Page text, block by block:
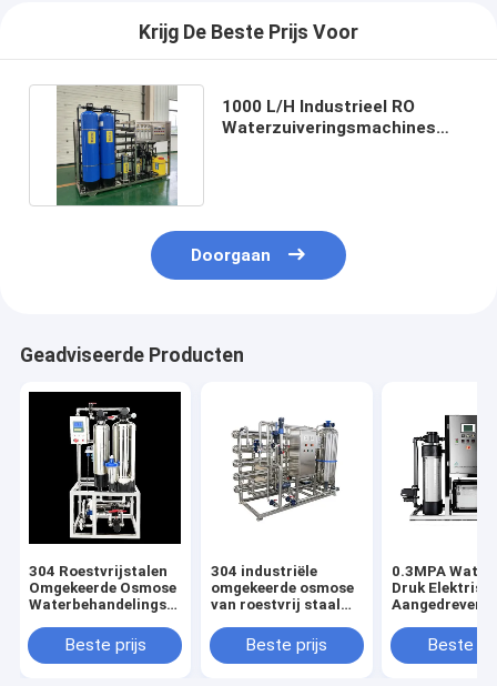
Krijg De Beste Prijs Voor
1000 L/H Industrieel RO
Waterzuiveringsmachines
Doorgaan
Geadviseerde Producten
304 Roestvrijstalen
Omgekeerde Osmose
Waterbehandelingsapparatuur
Filtratieprecisie en
0,3 MPA
Beste prijs
304 industriële
omgekeerde osmose
van roestvrij staal
duurzame
waterzuivering
Beste prijs
0.3MPA
Druk
Aangedreven
met Zeer Hoge
Beste